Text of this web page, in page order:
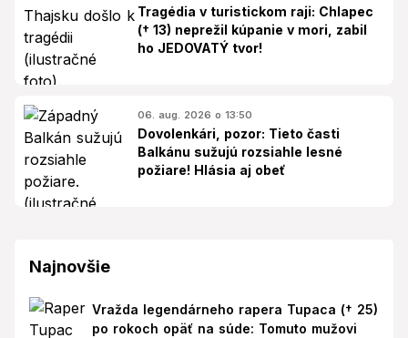
Tragédia v turistickom raji: Chlapec
(† 13) neprežil kúpanie v mori, zabil
ho JEDOVATÝ tvor!
06. aug. 2026 o 13:50
Dovolenkári, pozor: Tieto časti
Balkánu sužujú rozsiahle lesné
požiare! Hlásia aj obeť
Najnovšie
Vražda legendárneho rapera Tupaca († 25)
po rokoch opäť na súde: Tomuto mužovi